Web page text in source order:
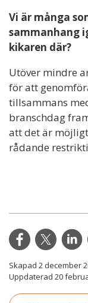
Vi är många
sammanhang
kikaren där?
Utöver mindre
för att
tillsammans
branschdag
att det är
rådande
Skapad 2 december
Uppdaterad 20